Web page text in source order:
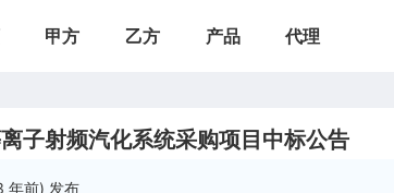
甲方 乙方 产品 代理
子射频汽化系统采购项目中标公告
年前) 发布